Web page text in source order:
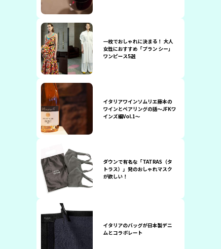
一枚でおしゃれに決まる！ 大人
女性におすすめ「プラン シー」
ワンピース5選
イタリアワインソムリエ藤本の
ワインとペアリングの話～JFKワ
インズ編Vol.1～
ダウンで有名な「TATRAS（タ
トラス）」発のおしゃれマスク
が欲しい！
イタリアのバッグが日本製デニ
ムとコラボレート